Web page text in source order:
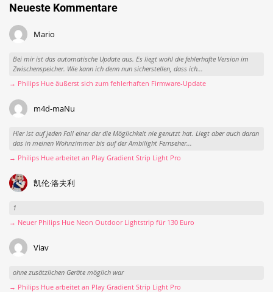
Neueste Kommentare
Mario
Bei mir ist das automatische Update aus. Es liegt wohl die fehlerhafte Version im
Zwischenspeicher. Wie kann ich denn nun sicherstellen, dass ich...
→ Philips Hue äußerst sich zum fehlerhaften Firmware-Update
m4d-maNu
Hier ist auf jeden Fall einer der die Möglichkeit nie genutzt hat. Liegt aber auch daran
das in meinen Wohnzimmer bis auf der Ambilight Fernseher...
→ Philips Hue arbeitet an Play Gradient Strip Light Pro
凯伦·洛夫利
1
→ Neuer Philips Hue Neon Outdoor Lightstrip für 130 Euro
Viav
ohne zusätzlichen Geräte möglich war
→ Philips Hue arbeitet an Play Gradient Strip Light Pro